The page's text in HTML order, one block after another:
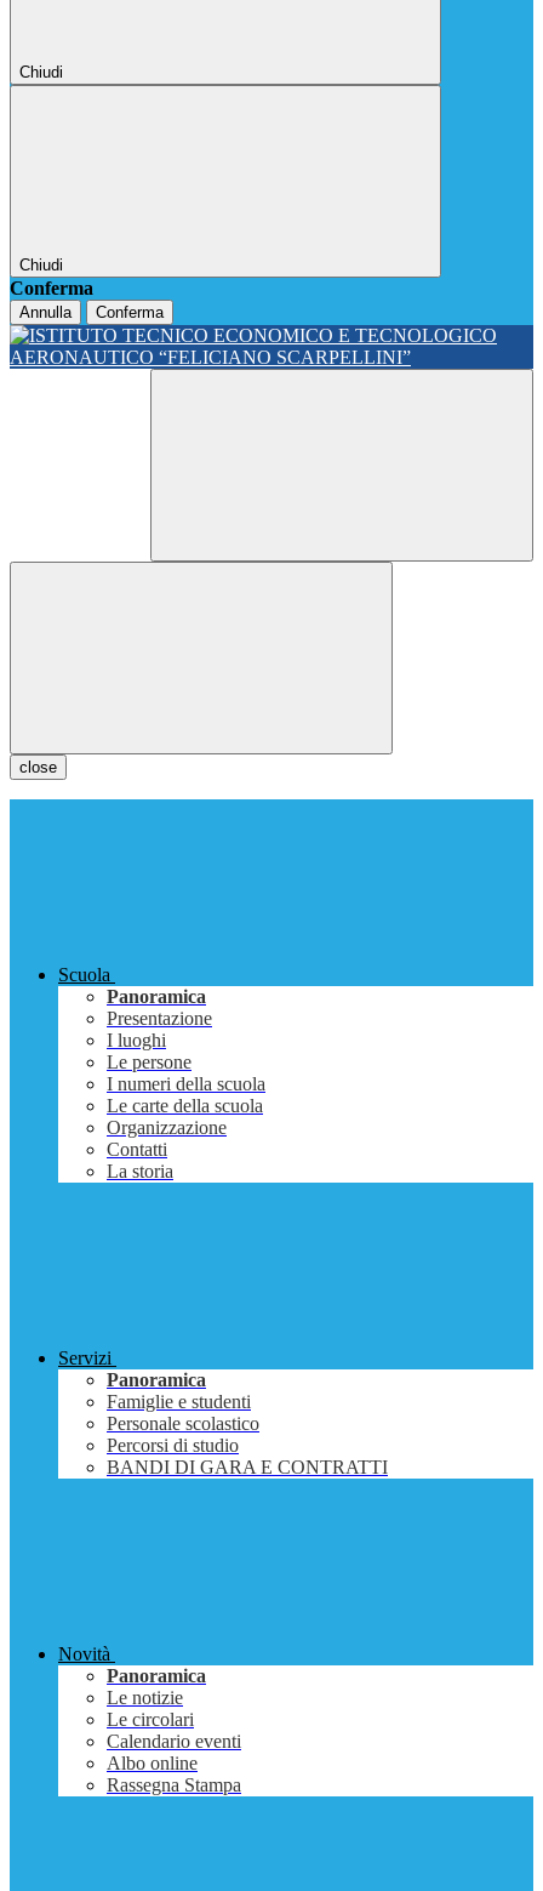
Chiudi
Chiudi
Conferma
Annulla Conferma
close
Scuola
Panoramica
Presentazione
I luoghi
Le persone
I numeri della scuola
Le carte della scuola
Organizzazione
Contatti
La storia
Servizi
Panoramica
Famiglie e studenti
Personale scolastico
Percorsi di studio
BANDI DI GARA E CONTRATTI
Novità
Panoramica
Le notizie
Le circolari
Calendario eventi
Albo online
Rassegna Stampa